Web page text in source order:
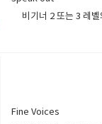
고 단어수준이 낮은 상
과 문법수준으로 문장
로 꾸준히 공부를 하셔
요그러니까 할말도 많
해야지만 됩니다.그러
비기너 2 또는 3 레벨
Fine Voices